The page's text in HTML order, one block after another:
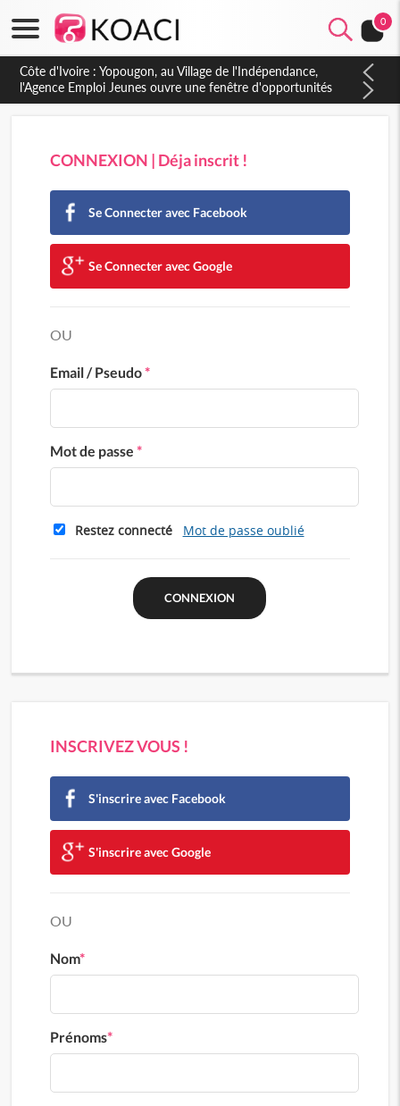
0
Côte d'Ivoire : Yopougon, au Village de l'Indépendance,
l'Agence Emploi Jeunes ouvre une fenêtre d'opportunités
pour la jeunesse ivoirienne
CONNEXION | Déja inscrit !
Se Connecter avec Facebook
Se Connecter avec Google
OU
Email / Pseudo*
Mot de passe *
Restez connecté Mot de passe oublié
INSCRIVEZ VOUS !
S'inscrire avec Facebook
S'inscrire avec Google
OU
Nom*
Prénoms*